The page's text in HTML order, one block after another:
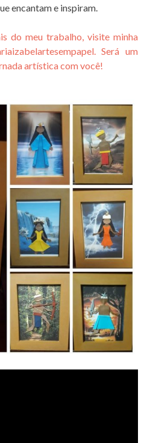
encantam e inspiram.
do meu trabalho, visite minha
Será um
artística com você!